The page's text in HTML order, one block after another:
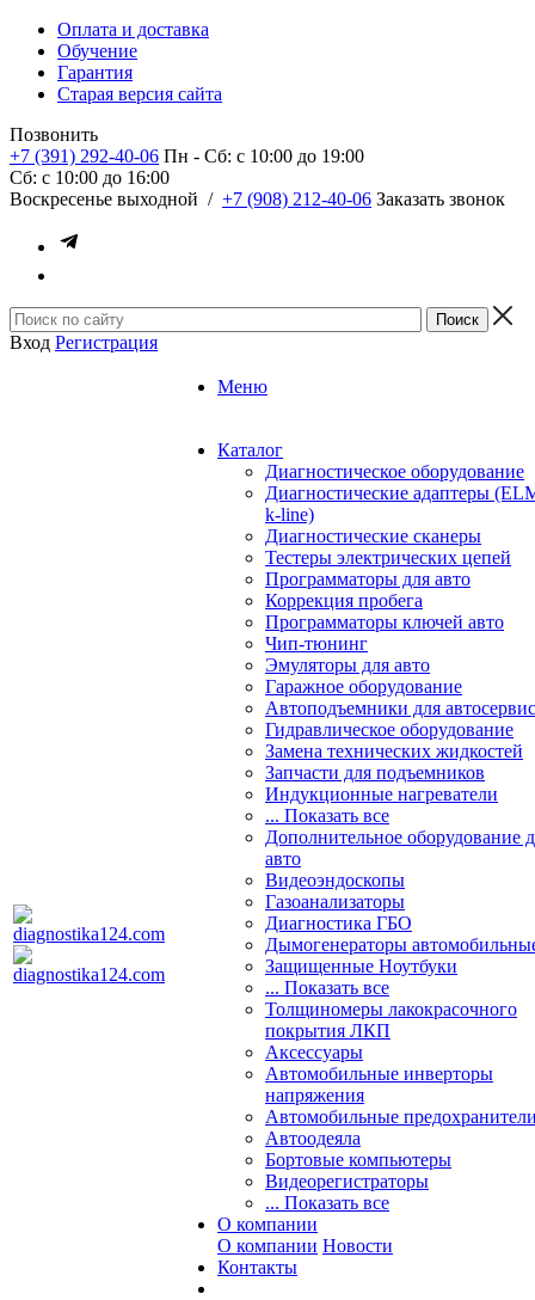
Оплата и доставка
Обучение
Гарантия
Старая версия сайта
Позвонить
+7 (391) 292-40-06 Пн - Сб: c 10:00 до 19:00
Сб: c 10:00 до 16:00
​Воскресенье выходной / +7 (908) 212-40-06 Заказать звонок
Вход Регистрация
Меню
Каталог
Диагностическое оборудование
Диагностические адаптеры
k-line)
Диагностические сканеры
Тестеры электрических цепей
Программаторы для авто
Коррекция пробега
Программаторы ключей авто
Чип-тюнинг
Эмуляторы для авто
Гаражное оборудование
Автоподъемники для
Гидравлическое оборудование
Замена технических жидкостей
Запчасти для подъемников
Индукционные нагреватели
... Показать все
Дополнительное оборудование
авто
Видеоэндоскопы
Газоанализаторы
Диагностика ГБО
Дымогенераторы
Защищенные Ноутбуки
... Показать все
Толщиномеры лакокрасочного
покрытия ЛКП
Аксессуары
Автомобильные инверторы
напряжения
Автомобильные
Автоодеяла
Бортовые компьютеры
Видеорегистраторы
... Показать все
О компании
О компании Новости
Контакты